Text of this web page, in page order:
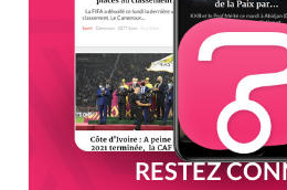
RESTEZ